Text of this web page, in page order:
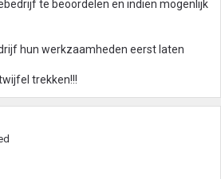
te beoordelen en indien mogenlijk
hun werkzaamheden eerst laten
trekken!!!